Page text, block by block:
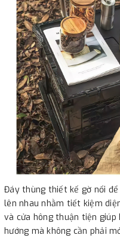
Đáy thùng thiết kế gờ nổi
lên nhau nhằm tiết kiệm
và cửa hông thuận tiện
hướng mà không cần phải